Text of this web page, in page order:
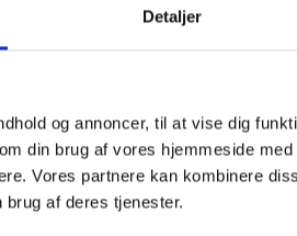
Detaljer
og annoncer, til at vise dig
din brug af vores hjemmeside
Vores partnere kan kombinere
af deres tjenester.
1-2 dages levering
Gone Travellings